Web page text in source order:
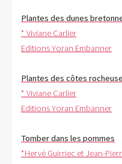
Plantes des dunes
* Viviane Carlier
Editions Yoran Embanner
Plantes des côtes
* Viviane Carlier
Editions Yoran Embanner
Tomber dans les pommes
*Hervé Guirriec et Jean-